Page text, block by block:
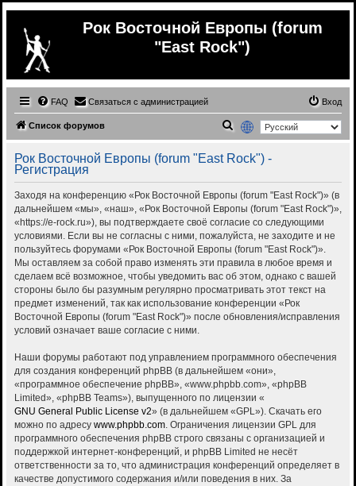
Рок Восточной Европы (forum
"East Rock")
FAQ Связаться с администрацией Вход
Список форумов
и
с
к
Рок Восточной Европы (forum "East Rock") -
Регистрация
Заходя на конференцию «Рок Восточной Европы (forum "East Rock")» (в
дальнейшем «мы», «наш», «Рок Восточной Европы (forum "East Rock")»,
«https://e-rock.ru»), вы подтверждаете своё согласие со следующими
условиями. Если вы не согласны с ними, пожалуйста, не заходите и не
пользуйтесь форумами «Рок Восточной Европы (forum "East Rock")».
Мы оставляем за собой право изменять эти правила в любое время и
сделаем всё возможное, чтобы уведомить вас об этом, однако с вашей
стороны было бы разумным регулярно просматривать этот текст на
предмет изменений, так как использование конференции «Рок
Восточной Европы (forum "East Rock")» после обновления/исправления
условий означает ваше согласие с ними.
Наши форумы работают под управлением программного обеспечения
для создания конференций phpBB (в дальнейшем «они»,
«программное обеспечение phpBB», «www.phpbb.com», «phpBB
Limited», «phpBB Teams»), выпущенного по лицензии «
GNU General Public License v2» (в дальнейшем «GPL»). Скачать его
можно по адресу www.phpbb.com. Ограничения лицензии GPL для
программного обеспечения phpBB строго связаны с организацией и
поддержкой интернет-конференций, и phpBB Limited не несёт
ответственности за то, что администрация конференций определяет в
качестве допустимого содержания и/или поведения в них. За